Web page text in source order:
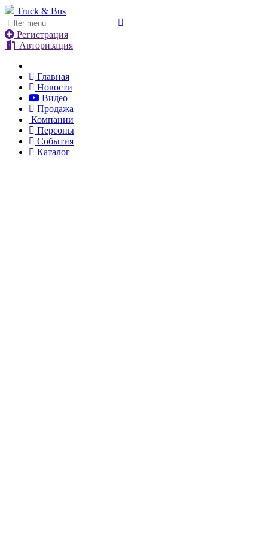
Truck & Bus
Регистрация
Авторизация
Главная
Новости
Видео
Продажа
Компании
Персоны
События
Каталог